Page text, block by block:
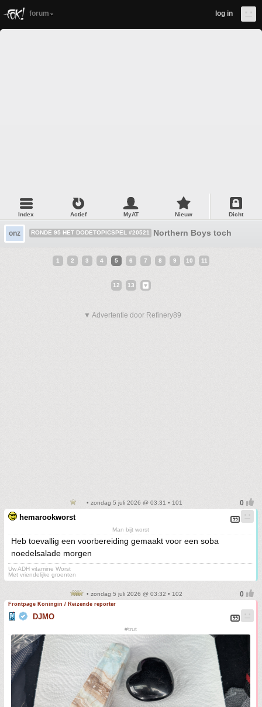
forum log in
Index Actief MyAT Nieuw Dicht
onz RONDE 95 HET DODETOPICSPEL #20521 Northern Boys toch
1 2 3 4 5 6 7 8 9 10 11
12 13
▼ Advertentie door Refinery89
• zondag 5 juli 2026 @ 03:31 • 101
hemarookworst
Man bijt worst
Heb toevallig een voorbereiding gemaakt voor een soba
noedelsalade morgen
Uw ADH vitamine Worst
Met vriendelijke groenten
• zondag 5 juli 2026 @ 03:32 • 102
Frontpage Koningin / Reizende reporter
DJMO
#trut